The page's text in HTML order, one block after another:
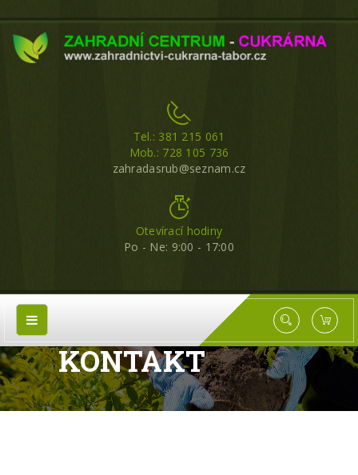
Tel.: 381 215 061
Mob.: 728 105 736
zahradasrub@seznam.cz
Otevírací hodiny
Po - Ne: 9:00 - 17:00
KONTAKT